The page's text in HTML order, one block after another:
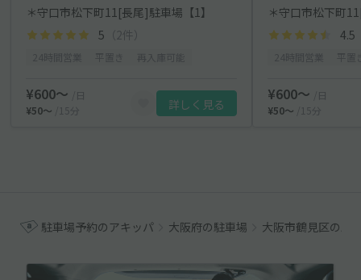
＊守口市松下町11[長尾]駐車場【1】
5 （2件）
¥600〜
/日
¥50〜
/15分 詳しく見る
＊守口市松下町
4.5
¥600〜
/日
¥50〜
/15分
駐車場予約のアキッパ 大阪府の駐車場 大阪市鶴見区の駐